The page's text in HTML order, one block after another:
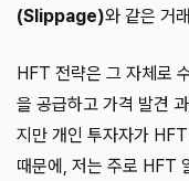
(Slippage)와 같은 거
HFT 전략은 그 자체로
을 공급하고 가격 발견
지만 개인 투자자가
때문에, 저는 주로 HFT